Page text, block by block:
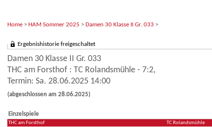
Home > HAM Sommer 2025 > Damen 30 Klasse II Gr. 033 >
Ergebnishistorie freigeschaltet
Damen 30 Klasse II Gr. 033
THC am Forsthof : TC Rolandsmühle - 7:2,
Termin: Sa. 28.06.2025 14:00
(abgeschlossen am 28.06.2025)
Einzelspiele
THC am Forsthof TC Rolandsmühle